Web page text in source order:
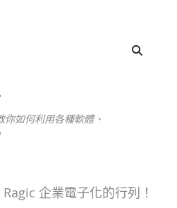
如何利用各種軟體、
企業電子化的行列！